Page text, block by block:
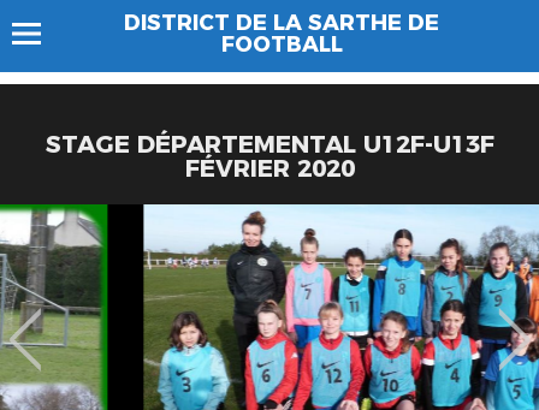
DISTRICT DE LA SARTHE DE
FOOTBALL
STAGE DÉPARTEMENTAL U12F-U13F
FÉVRIER 2020